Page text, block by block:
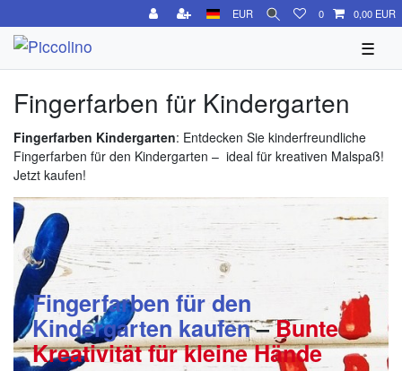
EUR 0 0,00 EUR
☰
Fingerfarben für Kindergarten
Fingerfarben Kindergarten: Entdecken Sie kinderfreundliche
Fingerfarben für den Kindergarten – ideal für kreativen Malspaß!
Jetzt kaufen!
Fingerfarben für den
Kindergarten kaufen–Bunte
Kreativität für kleine Hände